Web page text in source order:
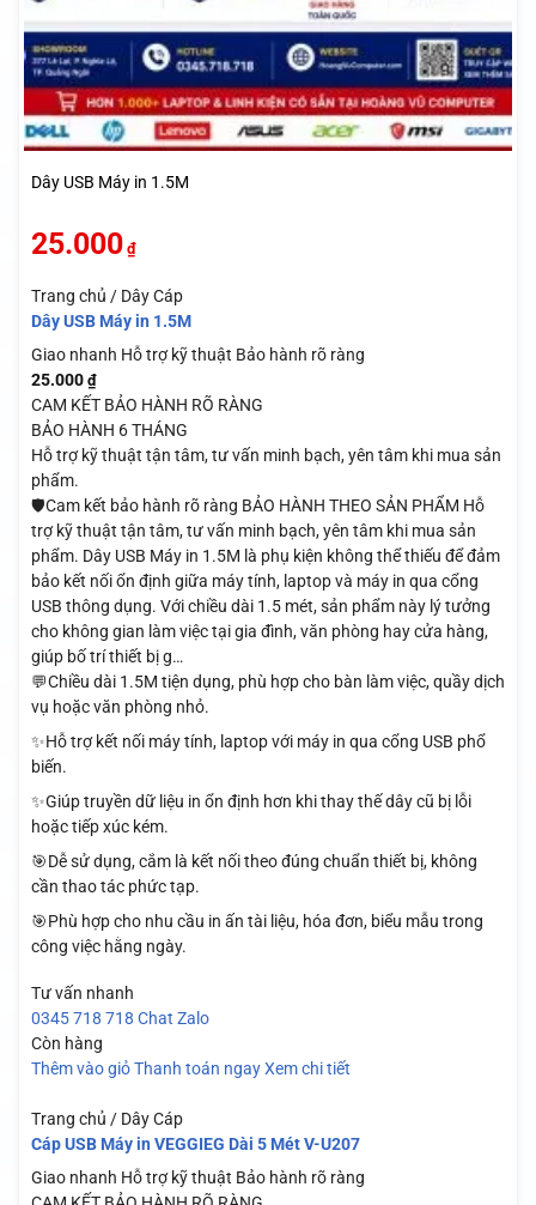
Dây USB Máy in 1.5M
25.000 ₫
Trang chủ / Dây Cáp
Dây USB Máy in 1.5M
Giao nhanh Hỗ trợ kỹ thuật Bảo hành rõ ràng
25.000 ₫
CAM KẾT BẢO HÀNH RÕ RÀNG
BẢO HÀNH 6 THÁNG
Hỗ trợ kỹ thuật tận tâm, tư vấn minh bạch, yên tâm khi mua sản
phẩm.
🛡️Cam kết bảo hành rõ ràng BẢO HÀNH THEO SẢN PHẨM Hỗ
trợ kỹ thuật tận tâm, tư vấn minh bạch, yên tâm khi mua sản
phẩm. Dây USB Máy in 1.5M là phụ kiện không thể thiếu để đảm
bảo kết nối ổn định giữa máy tính, laptop và máy in qua cổng
USB thông dụng. Với chiều dài 1.5 mét, sản phẩm này lý tưởng
cho không gian làm việc tại gia đình, văn phòng hay cửa hàng,
giúp bố trí thiết bị g…
💬Chiều dài 1.5M tiện dụng, phù hợp cho bàn làm việc, quầy dịch
vụ hoặc văn phòng nhỏ.
✨Hỗ trợ kết nối máy tính, laptop với máy in qua cổng USB phổ
biến.
✨Giúp truyền dữ liệu in ổn định hơn khi thay thế dây cũ bị lỗi
hoặc tiếp xúc kém.
🎯Dễ sử dụng, cắm là kết nối theo đúng chuẩn thiết bị, không
cần thao tác phức tạp.
🎯Phù hợp cho nhu cầu in ấn tài liệu, hóa đơn, biểu mẫu trong
công việc hằng ngày.
Tư vấn nhanh
0345 718 718 Chat Zalo
Còn hàng
Thêm vào giỏ Thanh toán ngay Xem chi tiết
Trang chủ / Dây Cáp
Cáp USB Máy in VEGGIEG Dài 5 Mét V-U207
Giao nhanh Hỗ trợ kỹ thuật Bảo hành rõ ràng